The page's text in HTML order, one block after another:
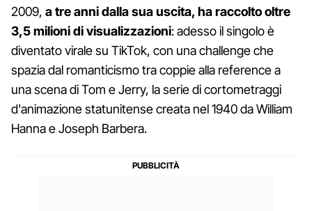
2009, a tre anni dalla sua uscita, ha raccolto oltre
3,5 milioni di visualizzazioni: adesso il singolo è
diventato virale su TikTok, con una challenge che
spazia dal romanticismo tra coppie alla reference a
una scena di Tom e Jerry, la serie di cortometraggi
d'animazione statunitense creata nel 1940 da William
Hanna e Joseph Barbera.